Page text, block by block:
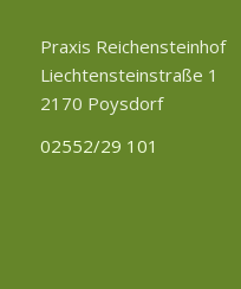
Praxis Reichensteinhof
Liechtensteinstraße 1
2170 Poysdorf
02552/29 101